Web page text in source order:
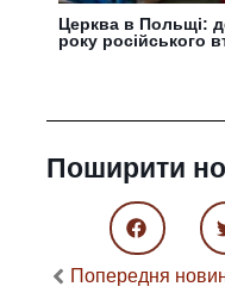
Церква в Польщі:
року російського
Поширити
Попередня